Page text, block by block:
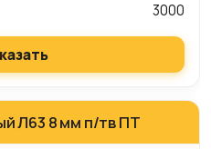
3000
Л63 8 мм п/тв ПТ